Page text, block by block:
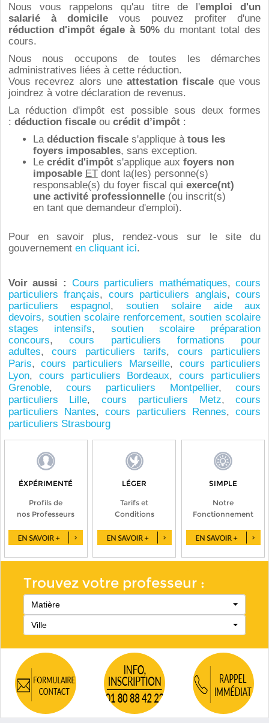
Nous vous rappelons qu'au titre de l'emploi d'un
salarié à domicilevous pouvez profiter d'une
réduction d'impôt égale à 50%du montant total des
cours.
Nous nous occupons de toutes les démarches
administratives liées à cette réduction.
Vous recevrez alors uneattestation fiscaleque vous
joindrez à votre déclaration de revenus.
La réduction d'impôt est possible sous deux formes
: déduction fiscaleou crédit d’impôt :
La déduction fiscales'applique à tous les
foyers imposables, sans exception.
Le crédit d'impôts'applique aux foyers non
imposable ETdont la(les) personne(s)
responsable(s) du foyer fiscal qui exerce(nt)
une activité professionnelle(ou inscrit(s)
en tant que demandeur d'emploi).
Pour en savoir plus, rendez-vous sur le site du
gouvernement en cliquant ici.
Voir aussi : Cours particuliers mathématiques,cours
particuliers français, cours particuliers anglais,cours
particuliers espagnol,soutien solaire aide aux
devoirs, soutien scolaire renforcement,soutien scolaire
stages intensifs, soutien scolaire préparation
concours,cours particuliers formations pour
adultes,cours particuliers tarifs, cours particuliers
Paris,cours particuliers Marseille, cours particuliers
Lyon, cours particuliers Bordeaux,cours particuliers
Grenoble,cours particuliers Montpellier,cours
particuliers Lille,cours particuliers Metz,cours
particuliers Nantes, cours particuliers Rennes,cours
particuliers Strasbourg
ÉXPÉRIMENTÉ
Profils de
nos Professeurs
LÉGER
Tarifs et
Conditions
SIMPLE
Notre
Fonctionnement
Trouvez votre professeur :
Matière
Ville